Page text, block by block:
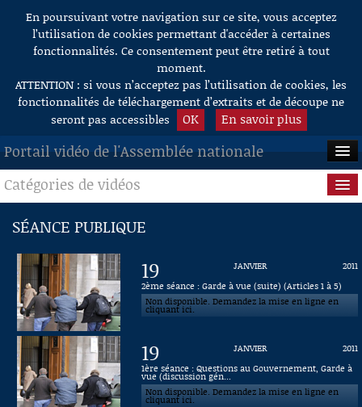
Aller au contenu
En poursuivant votre navigation sur ce site, vous acceptez
l’utilisation de cookies permettant d'accéder à certaines
fonctionnalités. Ce consentement peut être retiré à tout
moment.
ATTENTION : si vous n’acceptez pas l’utilisation de cookies, les
fonctionnalités de téléchargement d’extraits et de découpe ne
seront pas accessibles
OK En savoir plus
Portail vidéo de l'Assemblée nationale
ACCUEIL
EN DIRECT
À LA DEMANDE
RECHERCHE
AIDE À LA DÉCOUPE
DE VIDÉOS
Catégories de vidéos
Séance publique
Questions au Gouvernement
Commissions
Présidence
Évènements
Connaissance, Histoire
SÉANCE PUBLIQUE
19 JANVIER
2011
2ème séance : Garde à vue (suite) (Articles 1 à 5)
Non disponible. Demandez la mise en ligne en
cliquant ici.
19 JANVIER
2011
1ère séance : Questions au Gouvernement, Garde à
vue (discussion gén...
Non disponible. Demandez la mise en ligne en
cliquant ici.